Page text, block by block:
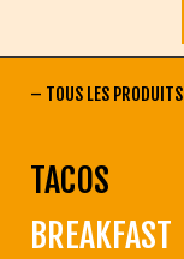
– TOUS LES PRODUITS
TACOS
BREAKFAST